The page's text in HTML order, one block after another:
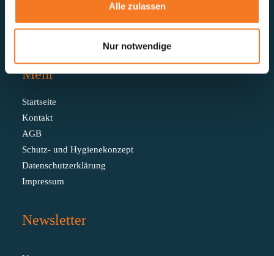
Alle zulassen
Nur notwendige
Mehr
Startseite
Kontakt
AGB
Schutz- und Hygienekonzept
Datenschutzerklärung
Impressum
Newsletter